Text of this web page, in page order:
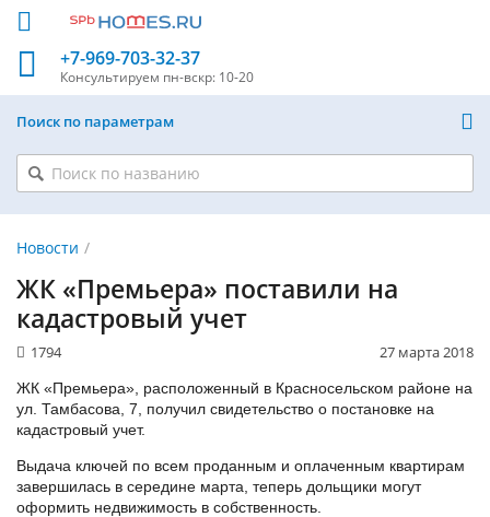
+7-969-703-32-37
Консультируем пн-вскр: 10-20
Поиск по параметрам
Новости
ЖК «Премьера» поставили на
кадастровый учет
27 марта 2018
1794
ЖК «Премьера», расположенный в Красносельском районе на
ул. Тамбасова, 7, получил свидетельство о постановке на
кадастровый учет.
Выдача ключей по всем проданным и оплаченным квартирам
завершилась в середине марта, теперь дольщики могут
оформить недвижимость в собственность.